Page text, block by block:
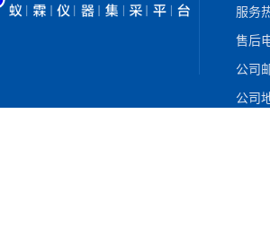
服务
售后
公司
公司